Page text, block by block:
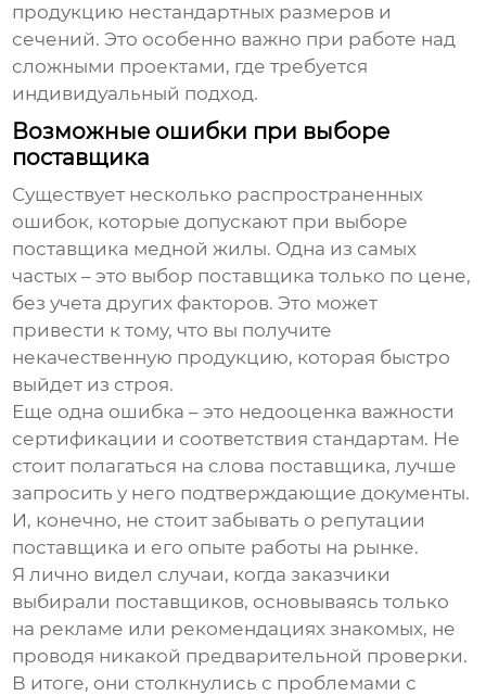
продукцию нестандартных размеров и
сечений. Это особенно важно при работе над
сложными проектами, где требуется
индивидуальный подход.
Возможные ошибки при выборе
поставщика
Существует несколько распространенных
ошибок, которые допускают при выборе
поставщика медной жилы. Одна из самых
частых – это выбор поставщика только по цене,
без учета других факторов. Это может
привести к тому, что вы получите
некачественную продукцию, которая быстро
выйдет из строя.
Еще одна ошибка – это недооценка важности
сертификации и соответствия стандартам. Не
стоит полагаться на слова поставщика, лучше
запросить у него подтверждающие документы.
И, конечно, не стоит забывать о репутации
поставщика и его опыте работы на рынке.
Я лично видел случаи, когда заказчики
выбирали поставщиков, основываясь только
на рекламе или рекомендациях знакомых, не
проводя никакой предварительной проверки.
В итоге, они столкнулись с проблемами с